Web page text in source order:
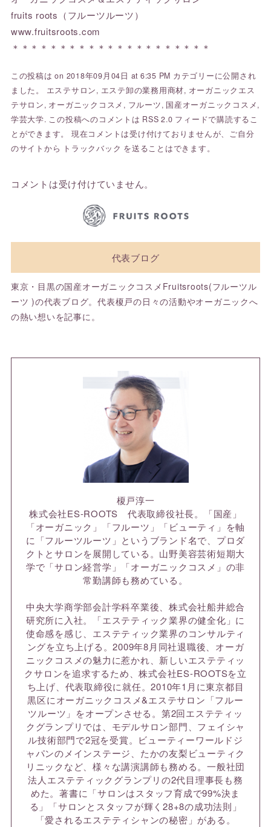
fruits roots（フルーツルーツ）
www.fruitsroots.com
＊＊＊＊＊＊＊＊＊＊＊＊＊＊＊＊＊＊＊＊＊
この投稿は on 2018年09月04日 at 6:35 PM カテゴリーに公開され
ました。 エステサロン, エステ卸の業務用商材, オーガニックエス
テサロン, オーガニックコスメ , フルーツ, 国産オーガニックコスメ,
学芸大学. この投稿へのコメントは RSS 2.0 フィードで購読するこ
とができます。 現在コメントは受け付けておりませんが、ご自分
のサイトから トラックバック を送ることはできます。
コメントは受け付けていません。
代表ブログ
東京・目黒の国産オーガニックコスメFruitsroots(フルーツル
ーツ )の代表ブログ。代表榎戸の日々の活動やオーガニックへ
の熱い想いを記事に。
榎戸淳一
株式会社ES-ROOTS 代表取締役社長。「国産」
「オーガニック」「フルーツ」「ビューティ」を軸
に「フルーツルーツ」というブランド名で、プロダ
クトとサロンを展開している。山野美容芸術短期大
学で「サロン経営学」「オーガニックコスメ」の非
常勤講師も務めている。
中央大学商学部会計学科卒業後、株式会社船井総合
研究所に入社。「エステティック業界の健全化」に
使命感を感じ、エステティック業界のコンサルティ
ングを立ち上げる。2009年8月同社退職後、オーガ
ニックコスメの魅力に惹かれ、新しいエステティッ
クサロンを追求するため、株式会社ES-ROOTSを立
ち上げ、代表取締役に就任。2010年1月に東京都目
黒区にオーガニックコスメ&エステサロン「フルー
ツルーツ」をオープンさせる。第2回エステティッ
クグランプリでは、モデルサロン部門、フェイシャ
ル技術部門で2冠を受賞。ビューティーワールドジ
ャパンのメインステージ、たかの友梨ビューティク
リニックなど、様々な講演講師も務める。一般社団
法人エステティックグランプリの2代目理事長も務
めた。著書に「サロンはスタッフ育成で99%決ま
る」「サロンとスタッフが輝く28+8の成功法則」
「愛されるエステティシャンの秘密」がある。